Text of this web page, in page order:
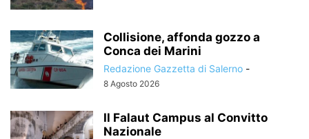
Collisione, affonda gozzo a
Conca dei Marini
Redazione Gazzetta di Salerno -
8 Agosto 2026
Il Falaut Campus al Convitto
Nazionale